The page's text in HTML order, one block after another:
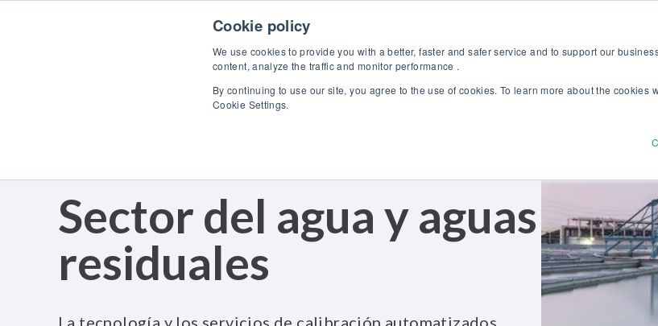
Cookie policy
We use cookies to provide you with a better, faster and safer service and to support our
content, analyze the traffic and monitor performance .
By continuing to use our site, you agree to the use of cookies. To learn more about the cookies
Cookie Settings.
Productos Soluciones Servicios
Sector del agua y aguas
residuales
La tecnología y los servicios de calibración automatizados